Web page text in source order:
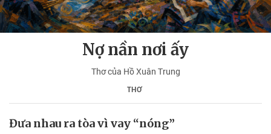
Nợ nần nơi ấy
Thơ của Hồ Xuân Trung
THƠ
Đưa nhau ra tòa vì vay “nóng”